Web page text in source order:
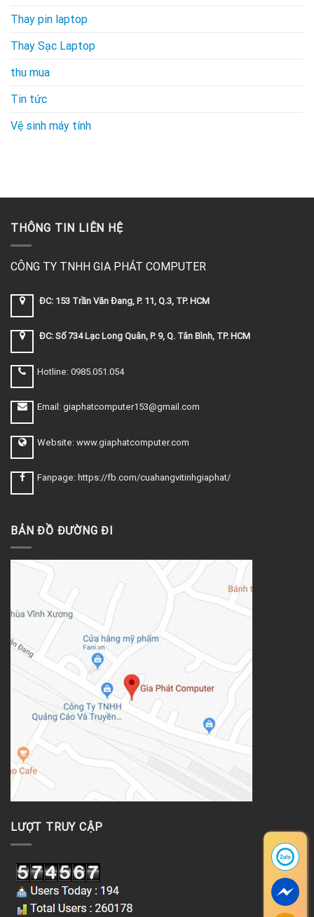
Thay pin laptop
Thay Sạc Laptop
thu mua
Tin tức
Vệ sinh máy tính
THÔNG TIN LIÊN HỆ
CÔNG TY TNHH GIA PHÁT COMPUTER
ĐC: 153 Trần Văn Đang, P. 11, Q.3, TP. HCM
ĐC: Số 734 Lạc Long Quân, P. 9, Q. Tân Bình, TP. HCM
Hotline: 0985.051.054
Email: giaphatcomputer153@gmail.com
Website: www.giaphatcomputer.com
Fanpage: https://fb.com/cuahangvitinhgiaphat/
BẢN ĐỒ ĐƯỜNG ĐI
LƯỢT TRUY CẬP